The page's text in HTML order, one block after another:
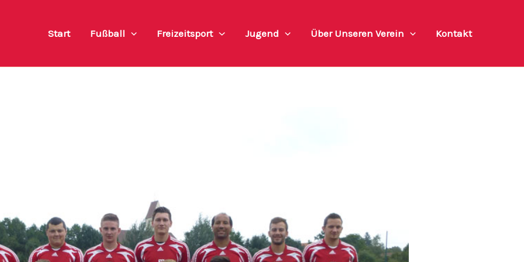
Start Fußball Freizeitsport Jugend Über Unseren Verein Kontakt